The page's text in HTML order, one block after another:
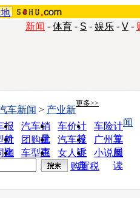
新闻 - 体育 - S - 娱乐 - V -
更多>>
报
价
汽车销
量
车价计
算
车险计
算
对
比
团购优
惠
汽车投
诉
广州车
展
翻
车型查
询
女人宝
典
小说阅
读
车新闻 > 产业新
闻
购置税